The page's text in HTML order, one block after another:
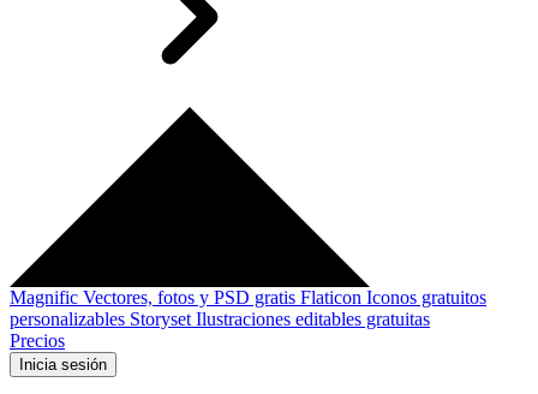
Magnific Vectores, fotos y PSD gratis Flaticon Iconos gratuitos
personalizables Storyset Ilustraciones editables gratuitas
Precios
Inicia sesión